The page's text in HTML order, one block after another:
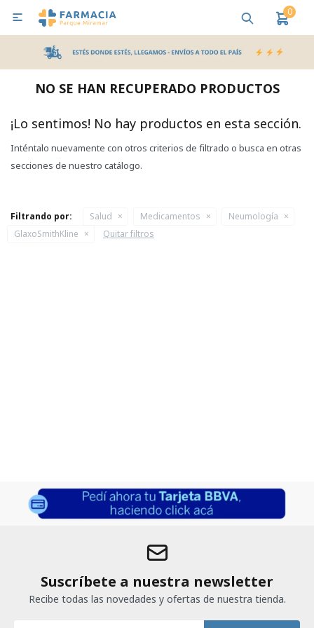
0

NO SE HAN RECUPERADO PRODUCTOS
¡Lo sentimos! No hay productos en esta sección.
Inténtalo nuevamente con otros criterios de filtrado o busca en otras
secciones de nuestro catálogo.
Filtrando por: Salud Medicamentos
Neumología
GlaxoSmithKline
Quitar filtros
Suscríbete a nuestra newsletter
Recibe todas las novedades y ofertas de nuestra tienda.
MI CUENTA
Bebes y Maternidad Salud
Pañales y Toallitas
Lactancia y Nutrición
Higiene y Bienestar